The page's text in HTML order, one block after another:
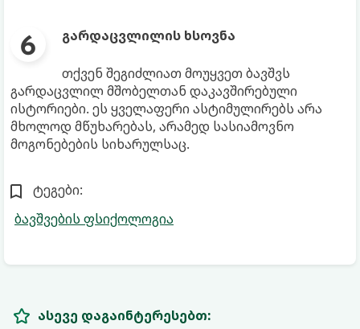
გარდაცვლილის ხსოვნა
თქვენ შეგიძლიათ მოუყვეთ ბავშვს
გარდაცვლილ მშობელთან დაკავშირებული
ისტორიები. ეს ყველაფერი ასტიმულირებს არა
მხოლოდ მწუხარებას, არამედ სასიამოვნო
მოგონებების სიხარულსაც.
ტეგები:
ბავშვების ფსიქოლოგია
ასევე დაგაინტერესებთ: